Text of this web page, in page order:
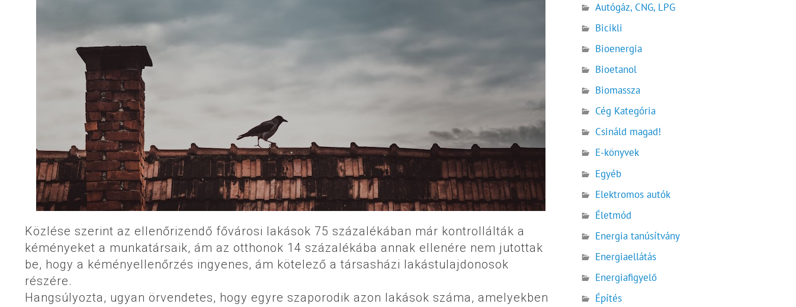
Közlése szerint az ellenőrizendő fővárosi lakások 75 százalékában már kontrollálták a
kéményeket a munkatársaik, ám az otthonok 14 százalékába annak ellenére nem jutottak
be, hogy a kéményellenőrzés ingyenes, ám kötelező a társasházi lakástulajdonosok
részére.
Hangsúlyozta, ugyan örvendetes, hogy egyre szaporodik azon lakások száma, amelyekben
Autógáz, CNG, LPG
Bicikli
Bioenergia
Bioetanol
Biomassza
Cég Kategória
Csináld magad!
E-könyvek
Egyéb
Elektromos autók
Életmód
Energia tanúsítvány
Energiaellátás
Energiafigyelő
Építés